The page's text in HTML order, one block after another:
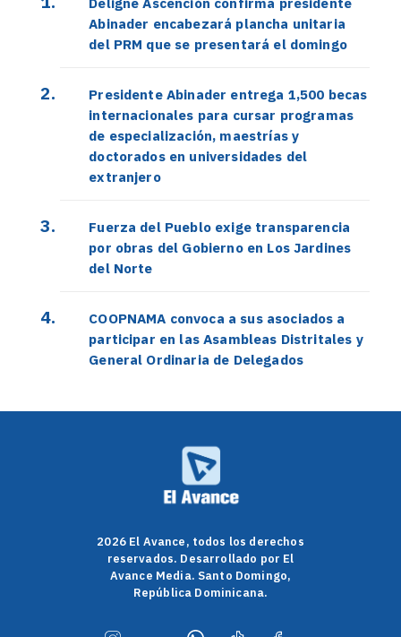
Abinader encabezará plancha unitaria
del PRM que se presentará el domingo
Presidente Abinader entrega 1,500 becas
internacionales para cursar programas
de especialización, maestrías y
doctorados en universidades del
extranjero
Fuerza del Pueblo exige transparencia
por obras del Gobierno en Los Jardines
del Norte
COOPNAMA convoca a sus asociados a
participar en las Asambleas Distritales y
General Ordinaria de Delegados
2026 El Avance, todos los derechos
reservados. Desarrollado por El
Avance Media. Santo Domingo,
República Dominicana.